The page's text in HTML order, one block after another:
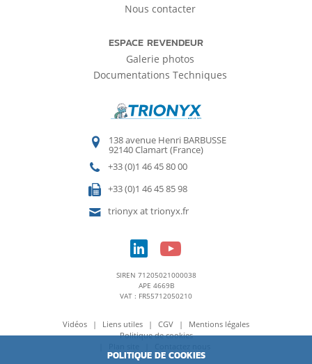
Nous contacter
ESPACE REVENDEUR
Galerie photos
Documentations Techniques
138 avenue Henri BARBUSSE
92140 Clamart (France)
+33 (0)1 46 45 80 00
+33 (0)1 46 45 85 98
trionyx at trionyx.fr
SIREN 71205021000038
APE 4669B
VAT : FR55712050210
Vidéos Liens utiles CGV
Mentions légales
Politique de cookies
POLITIQUE DE COOKIES